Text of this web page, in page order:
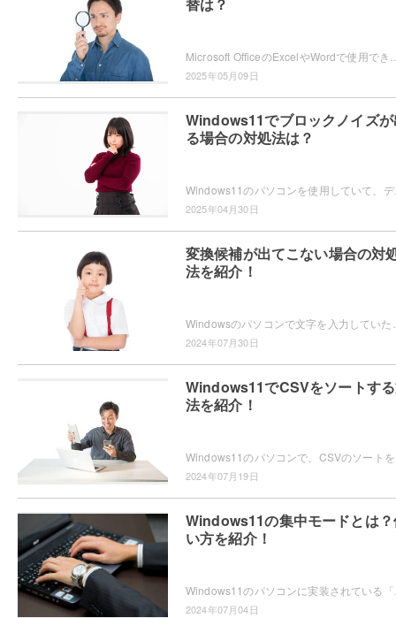
2025年05月09日
Windows11でブロックノイズ
る場合の対処法は？
Windows11のパソコンを使用して
2025年04月30日
変換候補が出てこない場合の対
法を紹介！
2024年07月30日
Windows11でCSVをソートす
法を紹介！
2024年07月19日
Windows11の集中モードとは
い方を紹介！
2024年07月04日